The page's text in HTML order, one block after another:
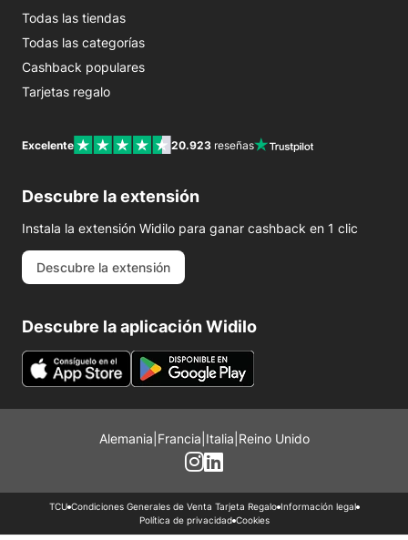
Todas las tiendas
Todas las categorías
Cashback populares
Tarjetas regalo
Excelente 20.923 reseñas
Descubre la extensión
Instala la extensión Widilo para ganar cashback en 1 clic
Descubre la extensión
Descubre la aplicación Widilo
Alemania Francia Italia Reino Unido
TCU Condiciones Generales de Venta Tarjeta Regalo Información legal
Política de privacidad Cookies